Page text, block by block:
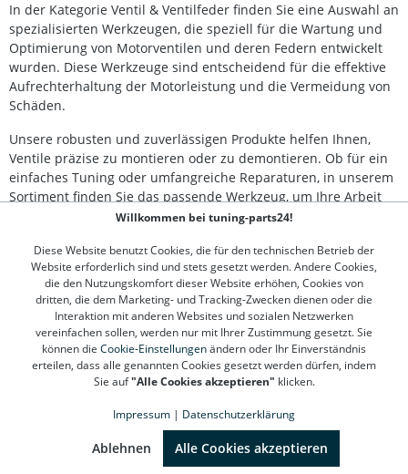
In der Kategorie Ventil & Ventilfeder finden Sie eine Auswahl an
spezialisierten Werkzeugen, die speziell für die Wartung und
Optimierung von Motorventilen und deren Federn entwickelt
wurden. Diese Werkzeuge sind entscheidend für die effektive
Aufrechterhaltung der Motorleistung und die Vermeidung von
Schäden.
Unsere robusten und zuverlässigen Produkte helfen Ihnen,
Ventile präzise zu montieren oder zu demontieren. Ob für ein
einfaches Tuning oder umfangreiche Reparaturen, in unserem
Sortiment finden Sie das passende Werkzeug, um Ihre Arbeit
zu vereinfachen und die Motorleistung zu maximieren.
Besonders hervorzuheben sind unsere hochwertigen
Ventilkompressionswerkzeuge, die für eine effiziente und
sichere Anwendung konzipiert sind. Vertrauen Sie auf unsere
Erfahrung und Qualität, um Ihre Projekte erfolgreich
abzuschließen.
Willkommen bei tuning-parts24!
Diese Website benutzt Cookies, die für den technischen Betrieb der
Website erforderlich sind und stets gesetzt werden. Andere Cookies,
die den Nutzungskomfort dieser Website erhöhen, Cookies von
dritten, die dem Marketing- und Tracking-Zwecken dienen oder die
Interaktion mit anderen Websites und sozialen Netzwerken
vereinfachen sollen, werden nur mit Ihrer Zustimmung gesetzt. Sie
können die Cookie-Einstellungenändern oder Ihr Einverständnis
erteilen, dass alle genannten Cookies gesetzt werden dürfen, indem
Sie auf"Alle Cookies akzeptieren" klicken.
Impressum | Datenschutzerklärung
Ablehnen Alle Cookies akzeptieren
(4.78 / 5)
1312
Bewertungen bei: google.de, shopvote.de ⓘ
Informationen zur Echtheit der Bewertungen